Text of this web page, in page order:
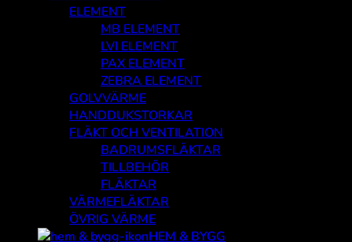
ELEMENT
MB ELEMENT
LVI ELEMENT
PAX ELEMENT
ZEBRA ELEMENT
GOLVVÄRME
HANDDUKSTORKAR
FLÄKT OCH VENTILATION
BADRUMSFLÄKTAR
TILLBEHÖR
FLÄKTAR
VÄRMEFLÄKTAR
ÖVRIG VÄRME
HEM & BYGG